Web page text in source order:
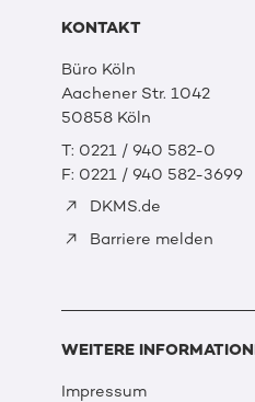
KONTAKT
Büro Köln
Aachener Str. 1042
50858 Köln
T: 0221 / 940 582-0
F: 0221 / 940 582-3699
DKMS.de
Barriere melden
WEITERE
Impressum